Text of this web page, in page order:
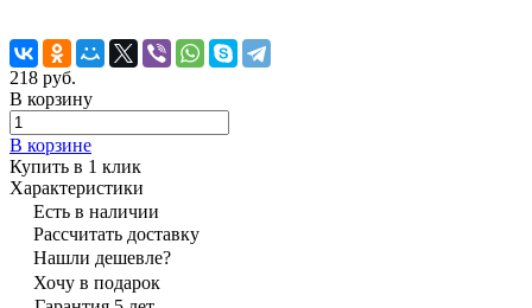
218 руб.
В корзину
В корзине
Купить в 1 клик
Характеристики
Есть в наличии
Рассчитать доставку
Нашли дешевле?
Хочу в подарок